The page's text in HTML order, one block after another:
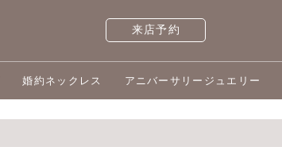
来店予約
婚約ネックレス アニバーサリージュエリー